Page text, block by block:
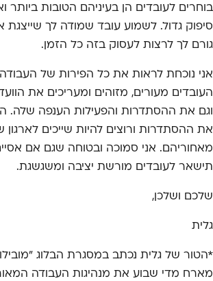
בוחרים לעובדים הן בעיניהם הטובות ביותר
סיפוק גדול. לשמוע עובד שמודה לך שייצגת
גורם לך לרצות לעסוק בזה כל הזמן.
אני נוכחת לראות את כל הפירות של
העובדים מעורים, מזוהים ומעריכים את
וגם את ההסתדרות והפעילות הענפה שלה.
את ההסתדרות ורוצים להיות שייכים
מאחוריהם. אני סמוכה ובטוחה שגם אם
תישאר לעובדים מורשת יציבה ומשגשגת.
שלכם ושלכן,
גלית
*הטור של גלית נכתב במסגרת הבלוג
מארח מדי שבוע את מנהיגות העבודה